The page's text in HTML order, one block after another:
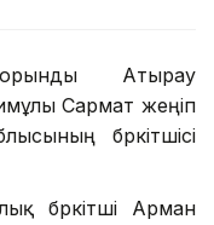
орынды Атырау
Сармат жеңіп
бүркітшісі
бүркітші Арман